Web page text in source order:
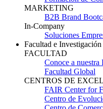
MARKETING
B2B Brand
In-Company
Soluciones
Facultad e Investigación
FACULTAD
Conoce a nuestra
Facultad Global
CENTROS DE
FAIR Center for
Centro de